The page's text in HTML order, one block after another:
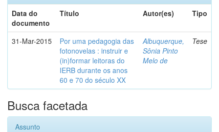
Data do
documento
Título Autor(es) Tipo
31-Mar-2015
Por uma pedagogia das
fotonovelas : instruir e
(in)formar leitoras do
IERB durante os anos
60 e 70 do século XX
Albuquerque,
Sônia Pinto
Melo de
Tese
Busca facetada
Assunto